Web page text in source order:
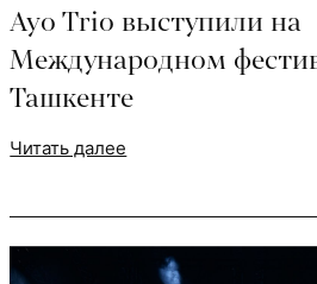
Ayo Trio выступили на
Международном
Ташкенте
Читать далее